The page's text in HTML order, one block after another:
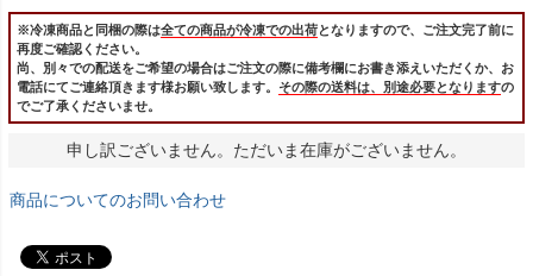
※冷凍商品と同梱の際は全ての商品が冷凍での出荷となりますので、ご注文完了前に
再度ご確認ください。
尚、別々での配送をご希望の場合はご注文の際に備考欄にお書き添えいただくか、お
電話にてご連絡頂きます様お願い致します。 その際の送料は、別途必要となりますの
でご了承くださいませ。
申し訳ございません。ただいま在庫がございません。
商品についてのお問い合わせ